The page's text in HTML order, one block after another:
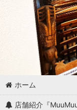
ホーム
店舗紹介『